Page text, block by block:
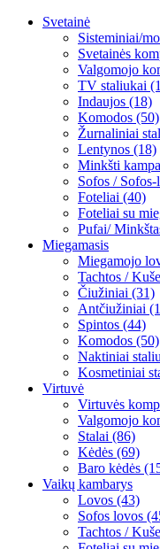
Svetainė
Sisteminiai/
Svetainės
Valgomojo
TV staliukai
Indaujos (18)
Komodos (50)
Žurnaliniai
Lentynos (18)
Minkšti
Sofos /
Foteliai (40)
Foteliai su
Pufai/
Miegamasis
Miegamojo
Tachtos /
Čiužiniai (31)
Antčiužiniai
Spintos (44)
Komodos (50)
Naktiniai
Kosmetiniai
Virtuvė
Virtuvės
Valgomojo
Stalai (86)
Kėdės (69)
Baro kėdės
Vaikų kambarys
Lovos (43)
Sofos lovos
Tachtos /